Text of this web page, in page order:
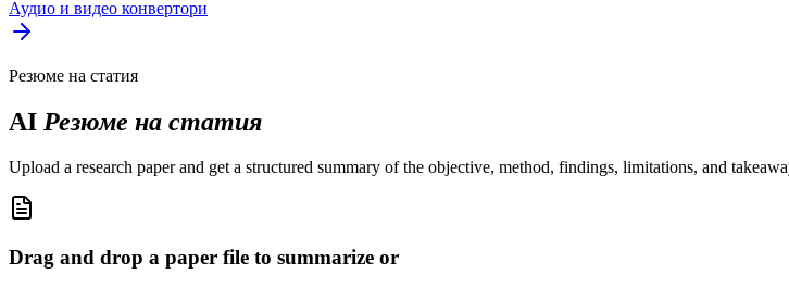
Аудио и видео конвертори
Резюме на статия
AI Резюме на статия
Upload a research paper and get a structured summary of the objective, method, findings, limitations, and
Drag and drop a paper file to summarize or